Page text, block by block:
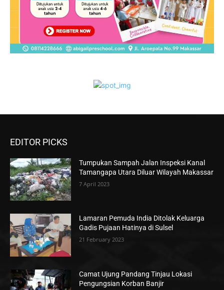
EDITOR PICKS
Tumpukan Sampah Jalan Inspeksi Kanal
Tamangapa Utara Diluar Wilayah Makassar
7 April 2023
Lamaran Pemuda India Ditolak Keluarga
Gadis Pujaan Hatinya di Sulsel
21 February 2023
Camat Ujung Pandang Tinjau Lokasi
Pengungsian Korban Banjir